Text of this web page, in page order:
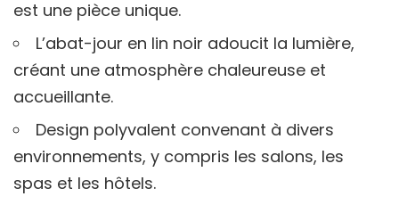
est une pièce unique.
L’abat-jour en lin noir adoucit la lumière,
créant une atmosphère chaleureuse et
accueillante.
Design polyvalent convenant à divers
environnements, y compris les salons, les
spas et les hôtels.